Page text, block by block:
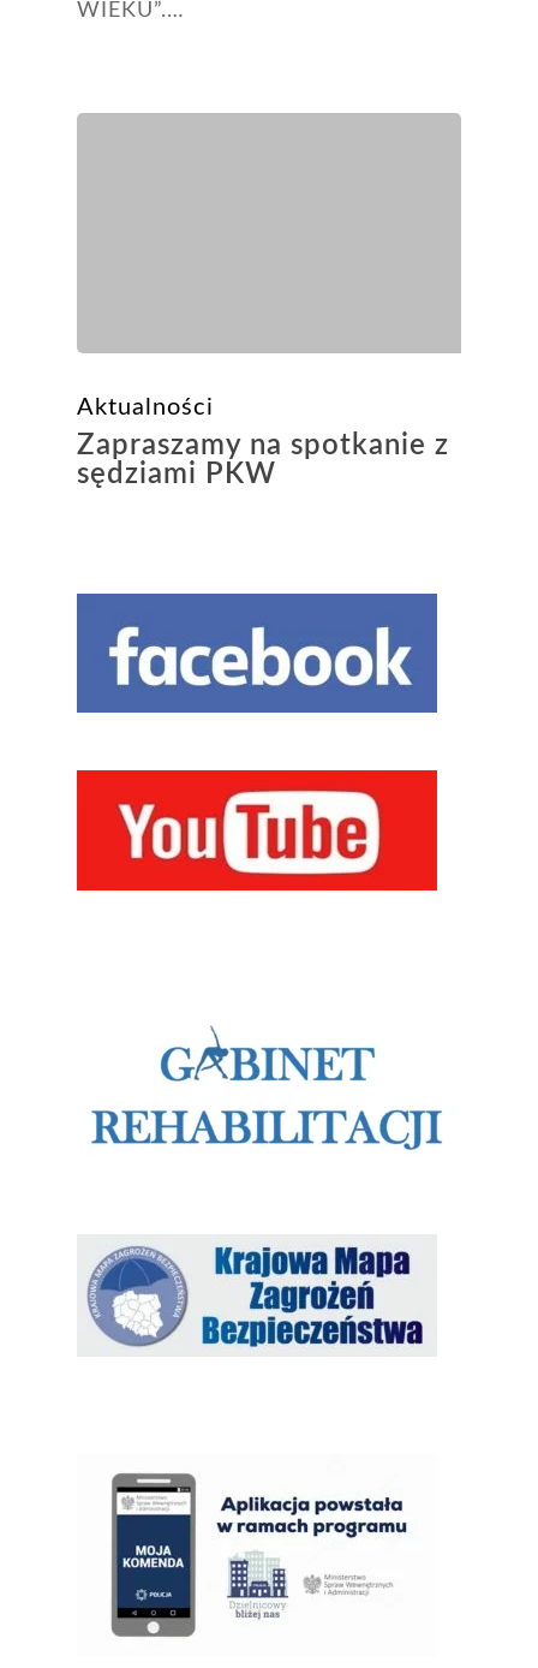
WIEKU”.…
Aktualności
Zapraszamy na spotkanie z
sędziami PKW
Działania